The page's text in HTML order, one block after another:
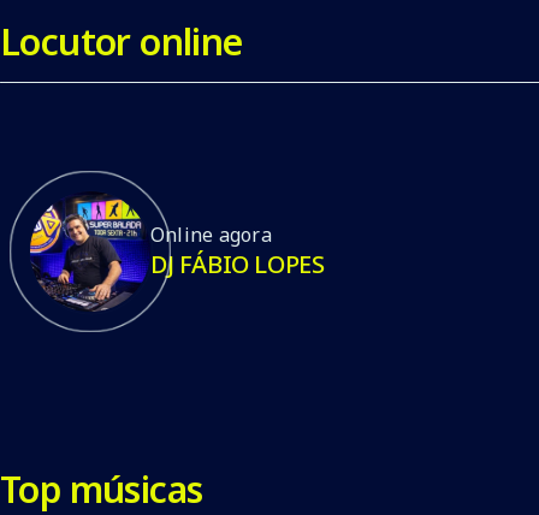
Locutor online
Online agora
DJ FÁBIO LOPES
Top músicas